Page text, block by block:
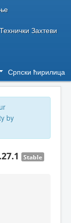
Технички Захтеви
Српски ћирилица
by
Stable